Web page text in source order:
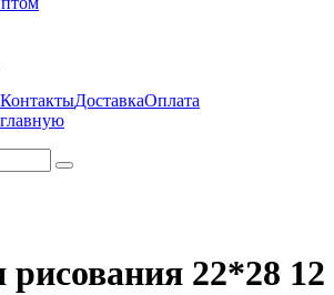
КонтактыДоставкаОплата
рисования 22*28 12